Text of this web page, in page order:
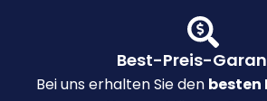
Best-Preis-
Bei uns erhalten Sie den besten